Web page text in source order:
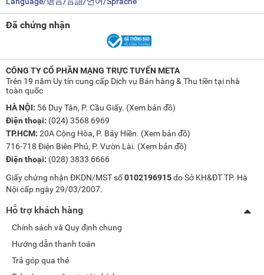
Đã chứng nhận
CÔNG TY CỔ PHẦN MẠNG TRỰC TUYẾN META
Trên 19 năm Uy tín cung cấp Dịch vụ Bán hàng & Thu tiền tại nhà
toàn quốc
HÀ NỘI: 56 Duy Tân, P. Cầu Giấy. (Xem bản đồ)
Điện thoại: (024) 3568 6969
TP.HCM: 20A Cộng Hòa, P. Bảy Hiền. (Xem bản đồ)
716-718 Điện Biên Phủ, P. Vườn Lài. (Xem bản đồ)
Điện thoại: (028) 3833 6666
Giấy chứng nhận ĐKDN/MST số0102196915do Sở KH&ĐT TP. Hà
Nội cấp ngày 29/03/2007.
Hỗ trợ khách hàng
Chính sách và Quy định chung
Hướng dẫn thanh toán
Trả góp qua thẻ